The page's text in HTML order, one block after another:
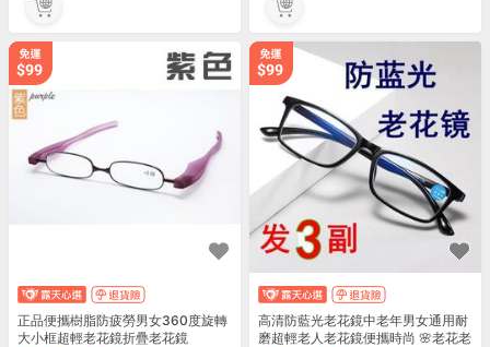
正品便攜樹脂防疲勞男女360度旋轉
大小框超輕老花鏡折疊老花鏡
高清防藍光老花鏡中老年男女通用耐
磨超輕老人老花鏡便攜時尚 🌸老花老